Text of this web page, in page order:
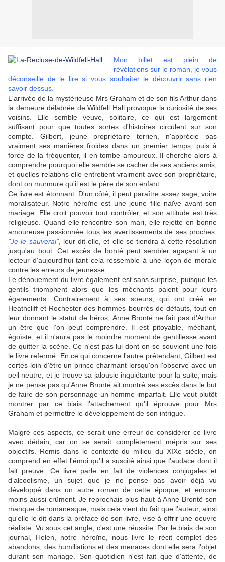
Mon billet est plein de
révélations sur le roman, je vous
déconseille de le lire si vous souhaiter le découvrir sans rien
savoir dessus.
L'arrivée de la mystérieuse Mrs Graham et de son fils Arthur dans
la demeure délabrée de Wildfell Hall provoque la curiosité de ses
voisins. Elle semble veuve, solitaire, ce qui est largement
suffisant pour que toutes sortes d'histoires circulent sur son
compte. Gilbert, jeune propriétaire terrien, n'apprécie pas
vraiment ses manières froides dans un premier temps, puis à
force de la fréquenter, il en tombe amoureux. Il cherche alors à
comprendre pourquoi elle semble se cacher de ses anciens amis,
et quelles relations elle entretient vraiment avec son propriétaire,
dont on murmure qu'il est le père de son enfant.
Ce livre est étonnant. D'un côté, il peut paraître assez sage, voire
moralisateur. Notre héroïne est une jeune fille naïve avant son
mariage. Elle croit pouvoir tout contrôler, et son attitude est très
religieuse. Quand elle rencontre son mari, elle rejette en bonne
amoureuse passionnée tous les avertissements de ses proches.
"Je le sauverai", leur dit-elle, et elle se tiendra à cette résolution
jusqu'au bout. Cet excès de bonté peut sembler agaçant à un
lecteur d'aujourd'hui tant cela ressemble à une leçon de morale
contre les erreurs de jeunesse.
Le dénouement du livre également est sans surprise, puisque les
gentils triomphent alors que les méchants paient pour leurs
égarements. Contrairement à ses soeurs, qui ont créé en
Heathcliff et Rochester des hommes bourrés de défauts, tout en
leur donnant le statut de héros, Anne Brontë ne fait pas d'Arthur
un être que l'on peut comprendre. Il est pitoyable, méchant,
égoïste, et il n'aura pas le moindre moment de gentillesse avant
de quitter la scène. Ce n'est pas lui dont on se souvient une fois
le livre refermé. En ce qui concerne l'autre prétendant, Gilbert est
certes loin d'être un prince charmant lorsqu'on l'observe avec un
oeil neutre, et je trouve sa jalousie inquiétante pour la suite, mais
je ne pense pas qu'Anne Brontë ait montré ses excès dans le but
de faire de son personnage un homme imparfait. Elle veut plutôt
montrer par ce biais l'attachement qu'il éprouve pour Mrs
Graham et permettre le développement de son intrigue.
Malgré ces aspects, ce serait une erreur de considérer ce livre
avec dédain, car on se serait complètement mépris sur ses
objectifs. Remis dans le contexte du milieu du XIXe siècle, on
comprend en effet l'émoi qu'il a suscité ainsi que l'audace dont il
fait preuve. Ce livre parle en fait de violences conjugales et
d'alcoolisme, un sujet que je ne pense pas avoir déjà vu
développé dans un autre roman de cette époque, et encore
moins aussi crûment. Je reprochais plus haut à Anne Brontë son
manque de romanesque, mais cela vient du fait que l'auteur, ainsi
qu'elle le dit dans la préface de son livre, vise à offrir une oeuvre
réaliste. Vu sous cet angle, c'est une réussite. Par le biais de son
journal, Helen, notre héroïne, nous livre le récit complet des
abandons, des humiliations et des menaces dont elle sera l'objet
durant son mariage. Son quotidien n'est fait que d'attente, de